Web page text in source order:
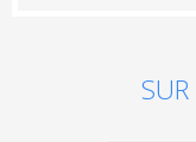
SUR